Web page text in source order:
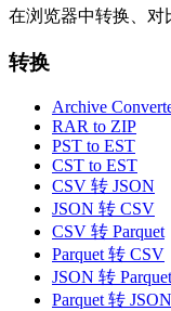
在浏览器中转换、对
转换
Archive
RAR to ZIP
PST to EST
CST to EST
CSV 转 JSON
JSON 转 CSV
CSV 转 Parquet
Parquet 转 CSV
JSON 转 Parquet
Parquet 转 JSON